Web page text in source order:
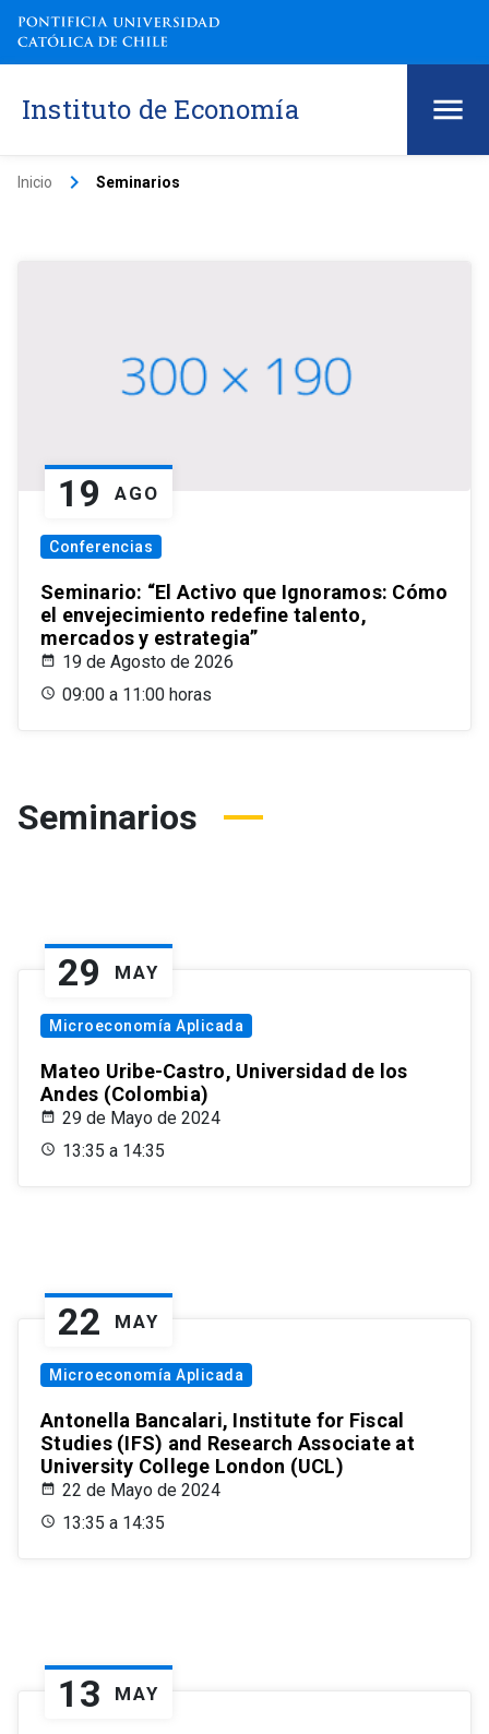
Instituto de Economía
Inicio keyboard_arrow_right Seminarios
19 AGO
Conferencias
Seminario: “El Activo que Ignoramos: Cómo
el envejecimiento redefine talento,
mercados y estrategia”
19 de Agosto de 2026
09:00 a 11:00 horas
Seminarios
29 MAY
Microeconomía Aplicada
Mateo Uribe-Castro, Universidad de los
Andes (Colombia)
29 de Mayo de 2024
13:35 a 14:35
22 MAY
Microeconomía Aplicada
Antonella Bancalari, Institute for Fiscal
Studies (IFS) and Research Associate at
University College London (UCL)
22 de Mayo de 2024
13:35 a 14:35
13 MAY